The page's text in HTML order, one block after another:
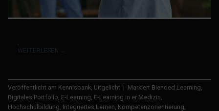
WEITERLESEN →
Veröffentlicht am Kennisbank Uitgelicht | Markiert Blended Learning
Digitales Portfolio E-Learning E-Learning in er Medizin
Hochschulbildung Integriertes Lernen Kompetenzorientierung